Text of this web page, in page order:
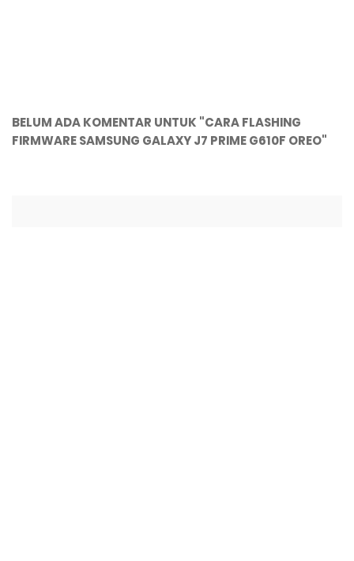
BELUM ADA KOMENTAR UNTUK "CARA FLASHING
FIRMWARE SAMSUNG GALAXY J7 PRIME G610F OREO"